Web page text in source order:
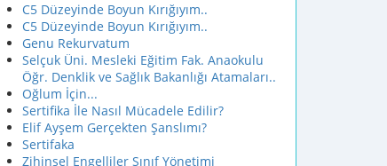
C5 Düzeyinde Boyun Kırığıyım..
C5 Düzeyinde Boyun Kırığıyım..
Genu Rekurvatum
Selçuk Üni. Mesleki Eğitim Fak. Anaokulu
Öğr. Denklik ve Sağlık Bakanlığı Atamaları..
Oğlum İçin...
Sertifika İle Nasıl Mücadele Edilir?
Elif Ayşem Gerçekten Şanslımı?
Sertifaka
Zihinsel Engelliler Sınıf Yönetimi